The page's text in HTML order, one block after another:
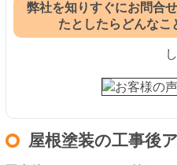
弊社を知りすぐにお問合
たとしたらどんなこ
屋根塗装の工事後